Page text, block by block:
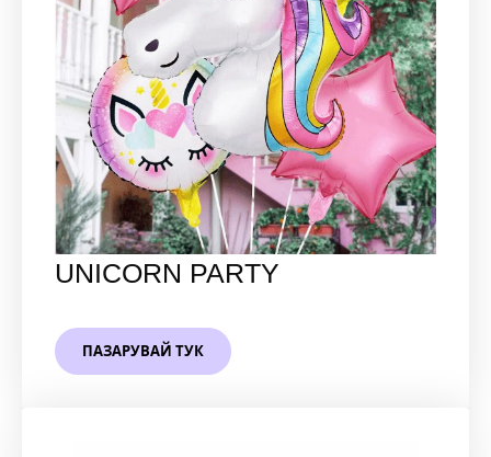
UNICORN PARTY
ПАЗАРУВАЙ ТУК